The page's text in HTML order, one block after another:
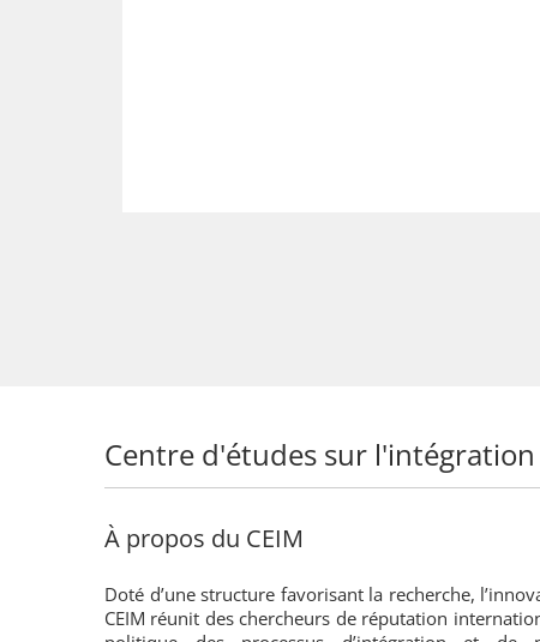
Centre d'études sur
À propos du CEIM
Doté d’une structure favorisant la recherche,
CEIM réunit des chercheurs de réputation